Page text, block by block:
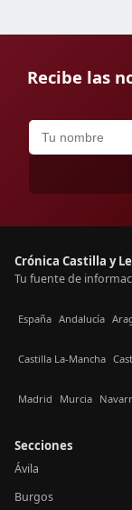
Recibe las
Crónica Castilla y
Tu fuente de
España Andalucía
Castilla La-Mancha
Madrid Murcia
Secciones
Ávila
Burgos